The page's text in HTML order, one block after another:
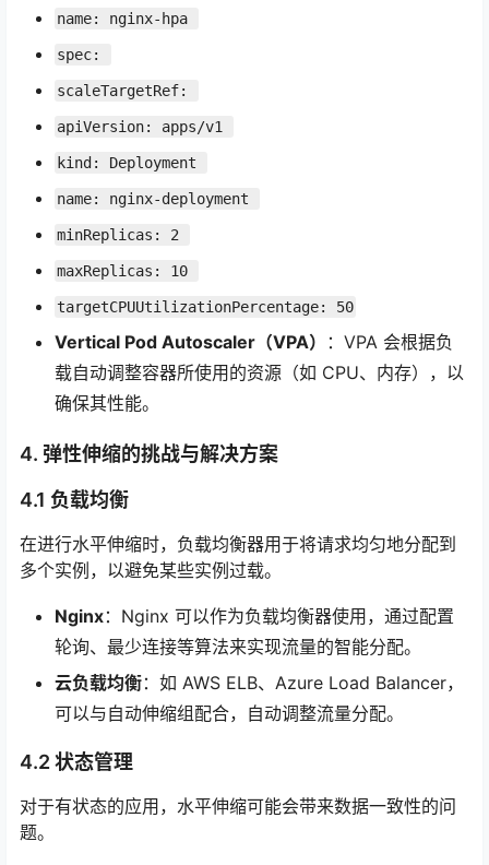
name: nginx-hpa
spec:
scaleTargetRef:
apiVersion: apps/v1
kind: Deployment
name: nginx-deployment
minReplicas: 2
maxReplicas: 10
targetCPUUtilizationPercentage: 50
Vertical Pod Autoscaler（VPA）
：VPA 会根据负
载自动调整容器所使用的资源（如 CPU、内存），以
确保其性能。
4. 弹性伸缩的挑战与解决方案
4.1 负载均衡
在进行水平伸缩时，负载均衡器用于将请求均匀地分配到
多个实例，以避免某些实例过载。
Nginx：Nginx 可以作为负载均衡器使用，通过配置
轮询、最少连接等算法来实现流量的智能分配。
云负载均衡：如 AWS ELB、Azure Load Balancer，
可以与自动伸缩组配合，自动调整流量分配。
4.2 状态管理
对于有状态的应用，水平伸缩可能会带来数据一致性的问
题。